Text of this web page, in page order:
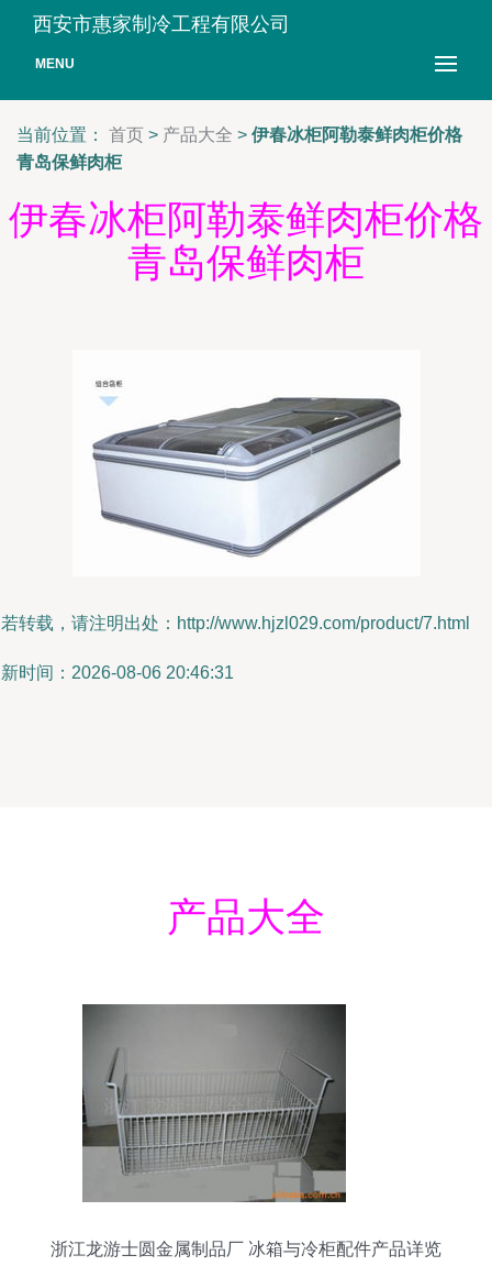
西安市惠家制冷工程有限公司
MENU
当前位置： 首页 > 产品大全 > 伊春冰柜阿勒泰鲜肉柜价格
青岛保鲜肉柜
伊春冰柜阿勒泰鲜肉柜价格
青岛保鲜肉柜
转载，请注明出处：http://www.hjzl029.com/product/7.html
时间：2026-08-06 20:46:31
产品大全
浙江龙游士圆金属制品厂 冰箱与冷柜配件产品详览